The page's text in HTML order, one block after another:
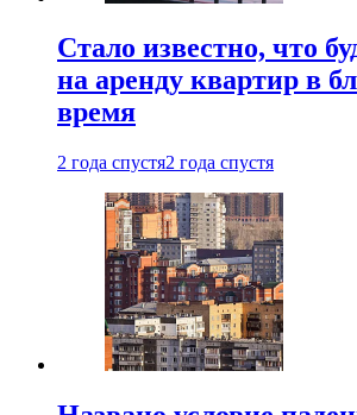
Стало известно, что
на аренду квартир в
время
2 года спустя2 года спустя